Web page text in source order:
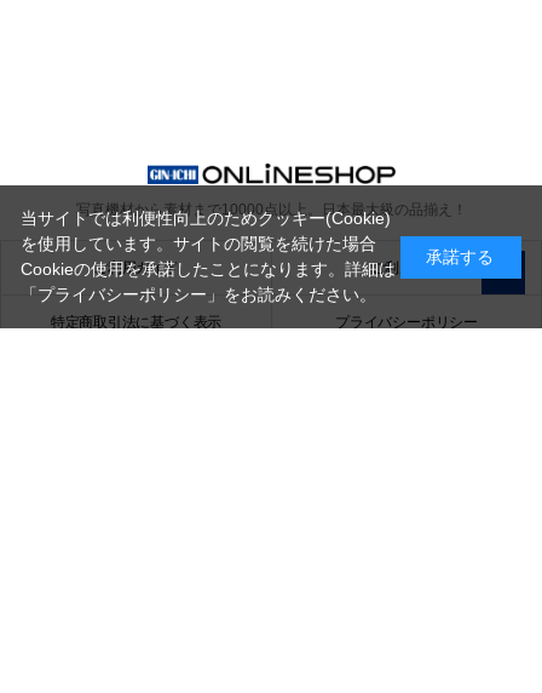
写真機材から素材まで10000点以上。 日本最大級の品揃え！
ご利用ガイド ご利用規約
特定商取引法に基づく表示 プライバシーポリシー
当サイトでは利便性向上のためクッキー(Cookie)
を使用しています。サイトの閲覧を続けた場合
Cookieの使用を承諾したことになります。詳細は
「プライバシーポリシー」 をお読みください。
承諾する